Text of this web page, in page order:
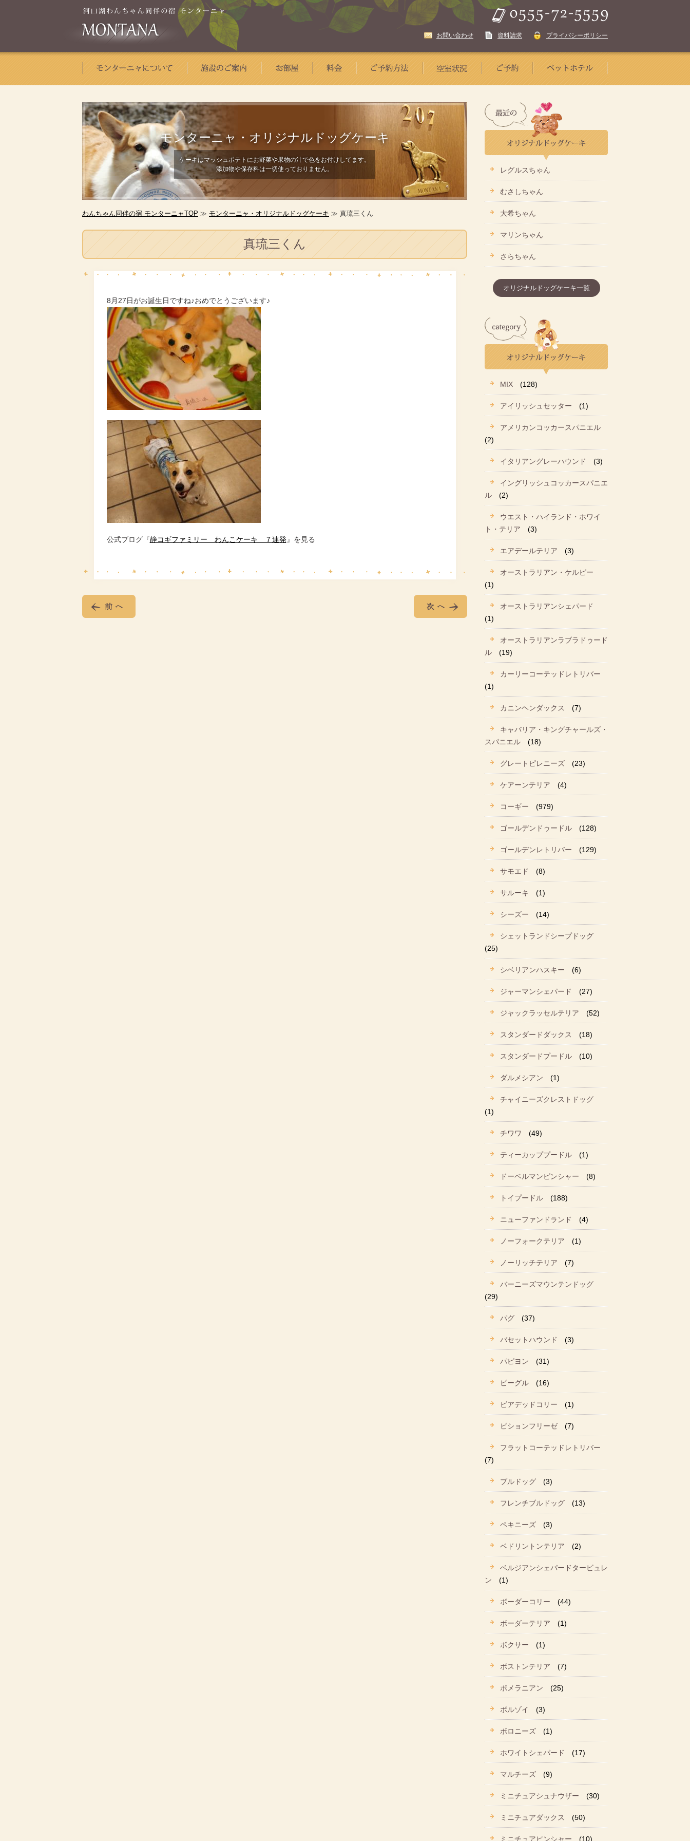
お問い合わせ 資料請求 プライバシーポリシー
モンターニャ・ オリジナルドッグケーキ
ケーキはマッシュポテトにお野菜や果物の汁で色をお付けしてます。
添加物や保存料は一切使っておりません。
わんちゃん同伴の宿 モンターニャTOP ≫ モンターニャ・オリジナルドッグケーキ ≫ 真琉三くん
真琉三くん
8月27日がお誕生日ですね♪おめでとうございます♪
公式ブログ『静コギファミリー わんこケーキ ７連発 』を見る
レグルスちゃん
むさしちゃん
大希ちゃん
マリンちゃん
さらちゃん
オリジナルドッグケーキ一覧
MIX (128)
アイリッシュセッター (1)
アメリカンコッカースパニエル
(2)
イタリアングレーハウンド (3)
イングリッシュコッカースパニエ
ル
(2)
ウエスト・ハイランド・ホワイ
ト・テリア
(3)
エアデールテリア (3)
オーストラリアン・ケルピー
(1)
オーストラリアンシェパード
(1)
オーストラリアンラブラドゥード
ル
(19)
カーリーコーテッドレトリバー
(1)
カニンヘンダックス (7)
キャバリア・キングチャールズ・
スパニエル
(18)
グレートピレニーズ (23)
ケアーンテリア (4)
コーギー (979)
ゴールデンドゥードル (128)
ゴールデンレトリバー (129)
サモエド (8)
サルーキ (1)
シーズー (14)
シェットランドシープドッグ
(25)
シベリアンハスキー (6)
ジャーマンシェパード (27)
ジャックラッセルテリア (52)
スタンダードダックス (18)
スタンダードプードル (10)
ダルメシアン (1)
チャイニーズクレストドッグ
(1)
チワワ (49)
ティーカッププードル (1)
ドーベルマンピンシャー (8)
トイプードル (188)
ニューファンドランド (4)
ノーフォークテリア (1)
ノーリッチテリア (7)
バーニーズマウンテンドッグ
(29)
パグ (37)
バセットハウンド (3)
パピヨン (31)
ビーグル (16)
ビアデッドコリー (1)
ビションフリーゼ (7)
フラットコーテッドレトリバー
(7)
ブルドッグ (3)
フレンチブルドッグ (13)
ペキニーズ (3)
ベドリントンテリア (2)
ベルジアンシェパードタービュレ
ン
(1)
ボーダーコリー (44)
ボーダーテリア (1)
ボクサー (1)
ボストンテリア (7)
ポメラニアン (25)
ボルゾイ (3)
ボロニーズ (1)
ホワイトシェパード (17)
マルチーズ (9)
ミニチュアシュナウザー (30)
ミニチュアダックス (50)
ミニチュアピンシャー (10)